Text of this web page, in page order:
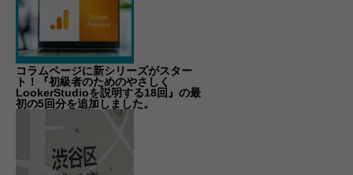
コラムページに新シリーズがスター
ト！『初級者のためのやさしく
LookerStudioを説明する18回』の最
初の5回分を追加しました。